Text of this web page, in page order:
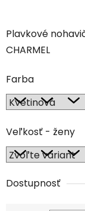
Plavkové
CHARMEL
Farba
Veľkosť - ženy
Dostupnosť